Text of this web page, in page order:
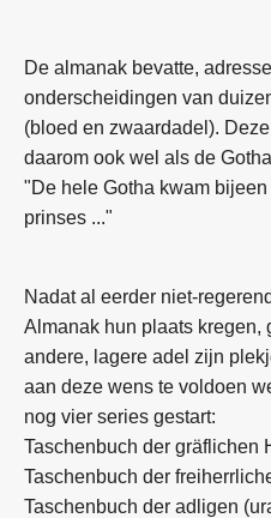
De almanak bevatte,
onderscheidingen van
(bloed en zwaardadel).
daarom ook wel als de
"De hele Gotha kwam
prinses ..."
Nadat al eerder niet-
Almanak hun plaats kregen,
andere, lagere adel zijn
aan deze wens te voldoen
nog vier series gestart:
Taschenbuch der gräflichen
Taschenbuch der
Taschenbuch der adligen